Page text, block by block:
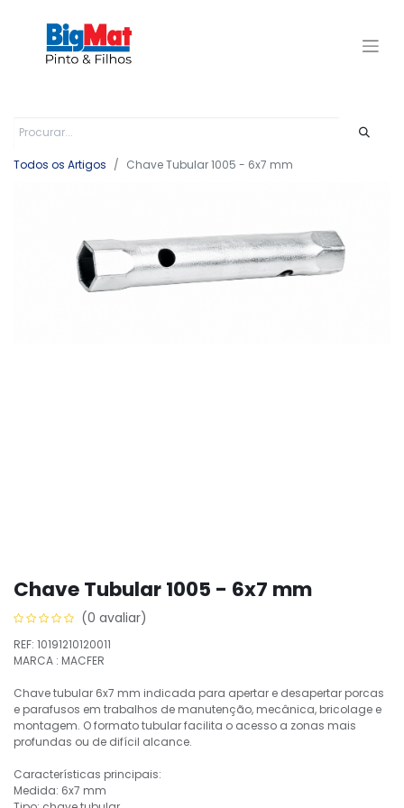
Todos os Artigos Chave Tubular 1005 - 6x7 mm
Chave Tubular 1005 - 6x7 mm
(0 avaliar)
REF: 10191210120011
MARCA : MACFER
Chave tubular 6x7 mm indicada para apertar e desapertar porcas
e parafusos em trabalhos de manutenção, mecânica, bricolage e
montagem. O formato tubular facilita o acesso a zonas mais
profundas ou de difícil alcance.
Características principais:
Medida: 6x7 mm